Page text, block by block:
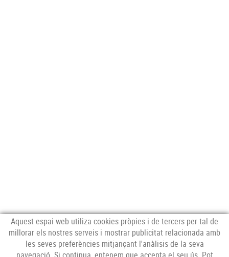
Aquest espai web utiliza cookies pròpies i de tercers per tal de
millorar els nostres serveis i mostrar publicitat relacionada amb
les seves preferències mitjançant l'anàlisis de la seva